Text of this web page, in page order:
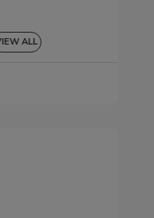
ALL